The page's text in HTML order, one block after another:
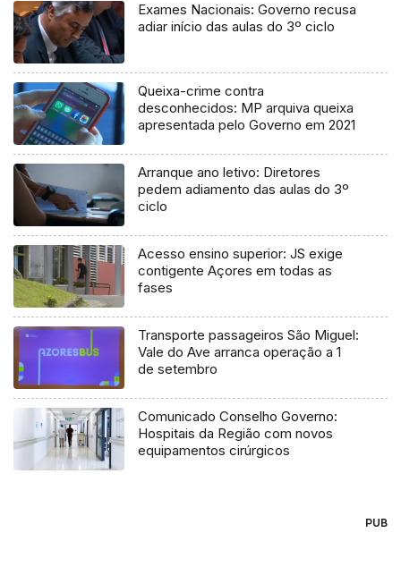
Exames Nacionais: Governo recusa
adiar início das aulas do 3º ciclo
Queixa-crime contra
desconhecidos: MP arquiva queixa
apresentada pelo Governo em 2021
Arranque ano letivo: Diretores
pedem adiamento das aulas do 3º
ciclo
Acesso ensino superior: JS exige
contigente Açores em todas as
fases
Transporte passageiros São Miguel:
Vale do Ave arranca operação a 1
de setembro
Comunicado Conselho Governo:
Hospitais da Região com novos
equipamentos cirúrgicos
PUB